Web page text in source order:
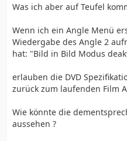
Was ich aber auf Teufel
Wenn ich ein Angle Menü
Wiedergabe des Angle 2
hat: "Bild in Bild Modus
erlauben die DVD
zurück zum laufenden Film
Wie könnte die
aussehen ?